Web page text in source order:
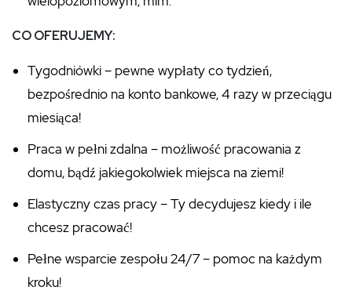
CO OFERUJEMY:
Tygodniówki – pewne wypłaty co tydzień,
bezpośrednio na konto bankowe, 4 razy w przeciągu
miesiąca!
Praca w pełni zdalna – możliwość pracowania z
domu, bądź jakiegokolwiek miejsca na ziemi!
Elastyczny czas pracy – Ty decydujesz kiedy i ile
chcesz pracować!
Pełne wsparcie zespołu 24/7 – pomoc na każdym
kroku!